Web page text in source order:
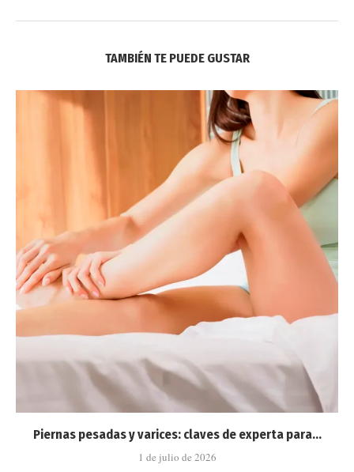
TAMBIÉN TE PUEDE GUSTAR
Piernas pesadas y varices: claves de experta para...
1 de julio de 2026